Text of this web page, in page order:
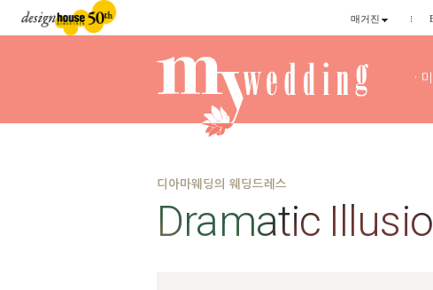
매거진
·
디아마웨딩의 웨딩드레스
Dramatic